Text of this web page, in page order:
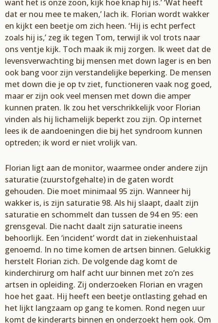
want het is onze zoon, kijk hoe knap hij is.’ ‘Wat heeft
dat er nou mee te maken,’ lach ik. Florian wordt wakker
en kijkt een beetje om zich heen. ‘Hij is echt perfect
zoals hij is,’ zeg ik tegen Tom, terwijl ik vol trots naar
ons ventje kijk. Toch maak ik mij zorgen. Ik weet dat de
levensverwachting bij mensen met down lager is en ben
ook bang voor zijn verstandelijke beperking. De mensen
met down die je op tv ziet, functioneren vaak nog goed,
maar er zijn ook veel mensen met down die amper
kunnen praten. Ik zou het verschrikkelijk voor Florian
vinden als hij lichamelijk beperkt zou zijn. Op internet
lees ik de aandoeningen die bij het syndroom kunnen
optreden; ik word er niet vrolijk van.
Florian ligt aan de monitor, waarmee onder andere zijn
saturatie (zuurstofgehalte) in de gaten wordt
gehouden. Die moet minimaal 95 zijn. Wanneer hij
wakker is, is zijn saturatie 98. Als hij slaapt, daalt zijn
saturatie en schommelt dan tussen de 94 en 95: een
grensgeval. Die nacht daalt zijn saturatie ineens
behoorlijk. Een ‘incident’ wordt dat in ziekenhuistaal
genoemd. In no time komen de artsen binnen. Gelukkig
herstelt Florian zich. De volgende dag komt de
kinderchirurg om half acht uur binnen met zo’n zes
artsen in opleiding. Zij onderzoeken Florian en vragen
hoe het gaat. Hij heeft een beetje ontlasting gehad en
het lijkt langzaam op gang te komen. Rond negen uur
komt de kinderarts binnen en onderzoekt hem ook. Om